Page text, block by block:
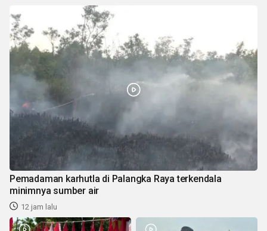
Pemadaman karhutla di Palangka Raya terkendala
minimnya sumber air
12 jam lalu